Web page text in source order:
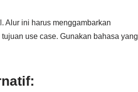
Alur ini harus menggambarkan
use case. Gunakan bahasa yang